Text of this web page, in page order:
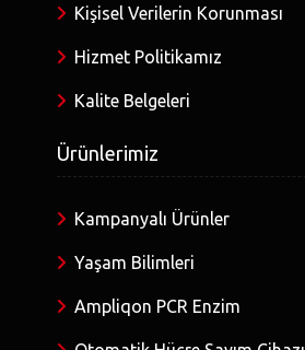
Kişisel Verilerin Korunması
Hizmet Politikamız
Kalite Belgeleri
Ürünlerimiz
Kampanyalı Ürünler
Yaşam Bilimleri
Ampliqon PCR Enzim